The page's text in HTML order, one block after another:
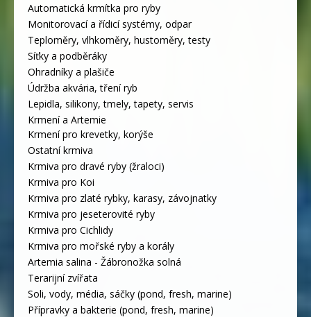
Automatická krmítka pro ryby
Monitorovací a řídicí systémy, odpar
Teploměry, vlhkoměry, hustoměry, testy
Síťky a podběráky
Ohradníky a plašiče
Údržba akvária, tření ryb
Lepidla, silikony, tmely, tapety, servis
Krmení a Artemie
Krmení pro krevetky, korýše
Ostatní krmiva
Krmiva pro dravé ryby (žraloci)
Krmiva pro Koi
Krmiva pro zlaté rybky, karasy, závojnatky
Krmiva pro jeseterovité ryby
Krmiva pro Cichlidy
Krmiva pro mořské ryby a korály
Artemia salina - Žábronožka solná
Terarijní zvířata
Soli, vody, média, sáčky (pond, fresh, marine)
Přípravky a bakterie (pond, fresh, marine)